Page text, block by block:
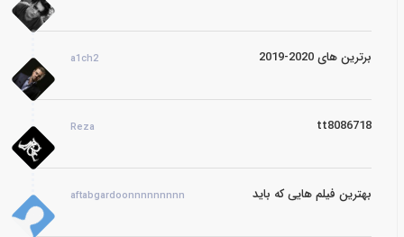
برترین های 2020-2019 a1ch2
tt8086718
Reza
بهترین فیلم هایی که باید aftabgardoonnnnnnnnn